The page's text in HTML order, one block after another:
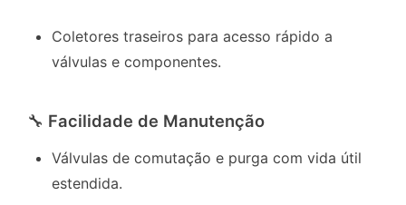
Coletores traseiros para acesso rápido a
válvulas e componentes.
🔧 Facilidade de Manutenção
Válvulas de comutação e purga com vida útil
estendida.